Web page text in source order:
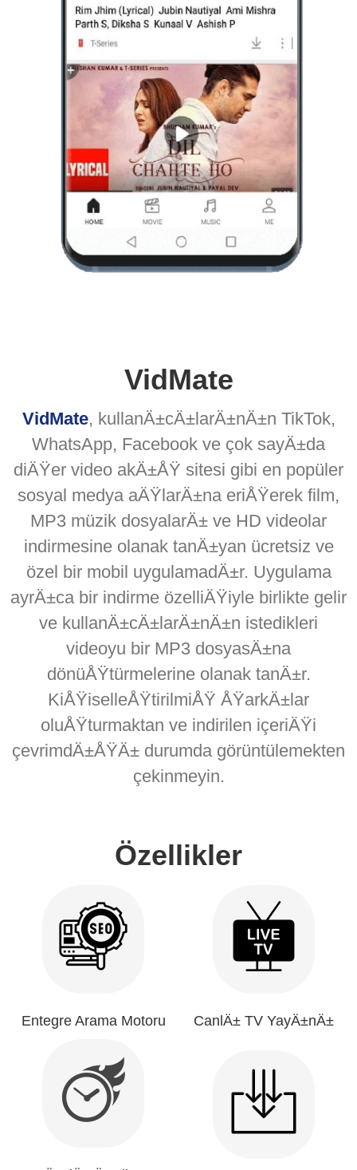
VidMate
VidMate, kullanÄ±cÄ±larÄ±nÄ±n TikTok,
WhatsApp, Facebook ve çok sayÄ±da
diÄŸer video akÄ±ÅŸ sitesi gibi en popüler
sosyal medya aÄŸlarÄ±na eriÅŸerek film,
MP3 müzik dosyalarÄ± ve HD videolar
indirmesine olanak tanÄ±yan ücretsiz ve
özel bir mobil uygulamadÄ±r. Uygulama
ayrÄ±ca bir indirme özelliÄŸiyle birlikte gelir
ve kullanÄ±cÄ±larÄ±nÄ±n istedikleri
videoyu bir MP3 dosyasÄ±na
dönüÅŸtürmelerine olanak tanÄ±r.
KiÅŸiselleÅŸtirilmiÅŸ ÅŸarkÄ±lar
oluÅŸturmaktan ve indirilen içeriÄŸi
çevrimdÄ±ÅŸÄ± durumda görüntülemekten
çekinmeyin.
Özellikler
Entegre Arama Motoru CanlÄ± TV YayÄ±nÄ±